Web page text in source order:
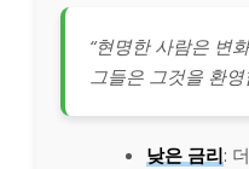
“현명한 사람은 변
그들은 그것을 환
낮은 금리: